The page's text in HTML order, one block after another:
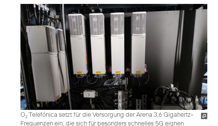
O2Telefónica setzt für die Versorgung der Arena 3,6 Gigahertz-
Frequenzen ein, die sich für besonders schnelles 5G eignen